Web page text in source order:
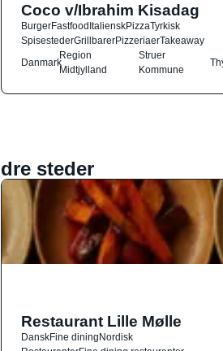
Coco v/Ibrahim Kisadag
BurgerFastfoodItalienskPizzaTyrkisk
SpisestederGrillbarerPizzeriaerTakeaway
Danmark
Region
Midtjylland
Struer
Kommune
steder
Restaurant Lille Mølle
DanskFine diningNordisk